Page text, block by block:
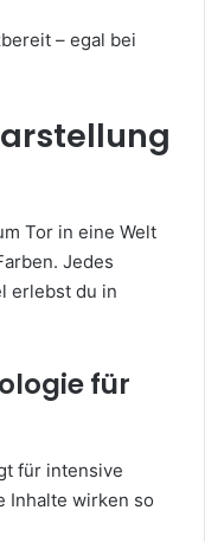
– egal bei
Tor in eine Welt
Jedes
erlebst du in
für
für intensive
Inhalte wirken so